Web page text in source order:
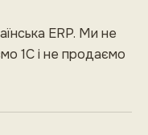
ERP. Ми не
1С і не продаємо